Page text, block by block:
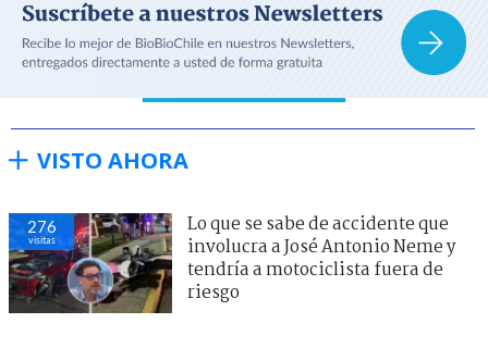
VISTO AHORA
276
visitas
Lo que se sabe de accidente que
involucra a José Antonio Neme y
tendría a motociclista fuera de
riesgo